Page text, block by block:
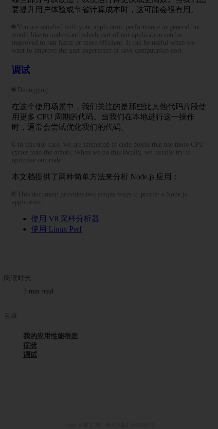
要提升用户体验或节省计算成本时，这可能会很有用。
🌐 You are satisfied with your application performance in general but
would like to understand which part of our application can be
improved to run faster or more efficient. It can be useful when we
want to improve the user experience or save computation cost.
调试
🌐 Debugging
在这个使用场景中，我们关注的是那些比其他代码片段使
用更多 CPU 周期的代码。当我们在本地进行这一操作
时，通常会尝试优化我们的代码。
🌐 In this use-case, we are interested in code pieces that use more CPU
cycles than the others. When we do this locally, we usually try to
optimize our code.
本文档提供了两种简单方法来分析 Node.js 应用：
🌐 This document provides two simple ways to profile a Node.js
application:
使用 V8 采样分析器
使用 Linux Perf
阅读时长
3 min read
目录
我的应用性能很差
症状
调试